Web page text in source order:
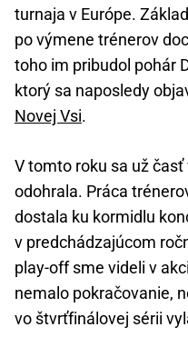
turnaja v Európe.
po výmene trénerov
toho im pribudol pohár
ktorý sa naposledy
Novej Vsi.
V tomto roku sa už
odohrala. Práca
dostala ku kormidlu
v predchádzajúcom
play-off sme videli v
nemalo pokračovanie,
vo štvrťfinálovej sérii